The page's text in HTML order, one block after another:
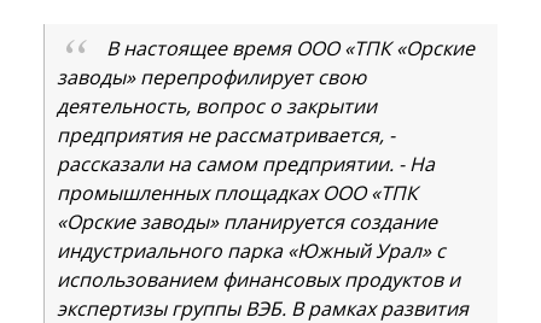
В настоящее время ООО «ТПК «Орские
заводы» перепрофилирует свою
деятельность, вопрос о закрытии
предприятия не рассматривается, -
рассказали на самом предприятии. - На
промышленных площадках ООО «ТПК
«Орские заводы» планируется создание
индустриального парка «Южный Урал» с
использованием финансовых продуктов и
экспертизы группы ВЭБ. В рамках развития